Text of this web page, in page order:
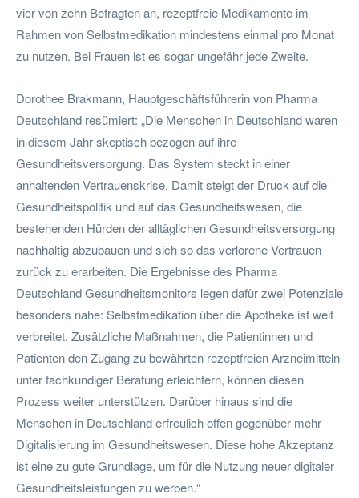
vier von zehn Befragten an, rezeptfreie Medikamente im
Rahmen von Selbstmedikation mindestens einmal pro Monat
zu nutzen. Bei Frauen ist es sogar ungefähr jede Zweite.
Dorothee Brakmann, Hauptgeschäftsführerin von Pharma
Deutschland resümiert: „Die Menschen in Deutschland waren
in diesem Jahr skeptisch bezogen auf ihre
Gesundheitsversorgung. Das System steckt in einer
anhaltenden Vertrauenskrise. Damit steigt der Druck auf die
Gesundheitspolitik und auf das Gesundheitswesen, die
bestehenden Hürden der alltäglichen Gesundheitsversorgung
nachhaltig abzubauen und sich so das verlorene Vertrauen
zurück zu erarbeiten. Die Ergebnisse des Pharma
Deutschland Gesundheitsmonitors legen dafür zwei Potenziale
besonders nahe: Selbstmedikation über die Apotheke ist weit
verbreitet. Zusätzliche Maßnahmen, die Patientinnen und
Patienten den Zugang zu bewährten rezeptfreien Arzneimitteln
unter fachkundiger Beratung erleichtern, können diesen
Prozess weiter unterstützen. Darüber hinaus sind die
Menschen in Deutschland erfreulich offen gegenüber mehr
Digitalisierung im Gesundheitswesen. Diese hohe Akzeptanz
ist eine zu gute Grundlage, um für die Nutzung neuer digitaler
Gesundheitsleistungen zu werben.“